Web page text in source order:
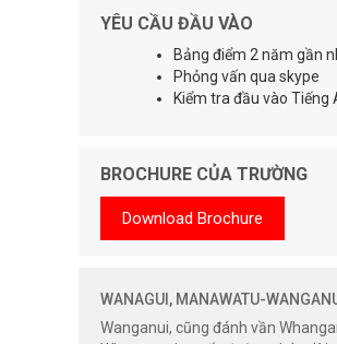
YÊU CẦU ĐẦU VÀO
Bảng điểm 2 năm gần
Phỏng vấn qua skype
Kiểm tra đầu vào Tiếng
BROCHURE CỦA TRƯỜNG
Download Brochure
WANAGUI, MANAWATU-
Wanganui, cũng đánh vần